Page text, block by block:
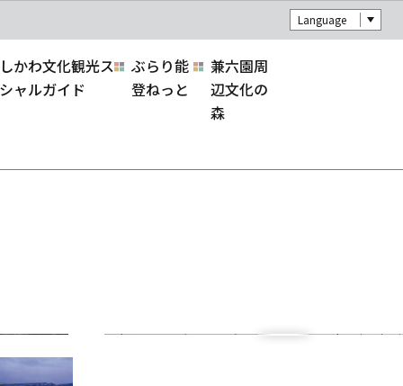
Language
かわ文化観光ス
ャルガイド
ぶらり能
登ねっと
兼六園周
辺文化の
森